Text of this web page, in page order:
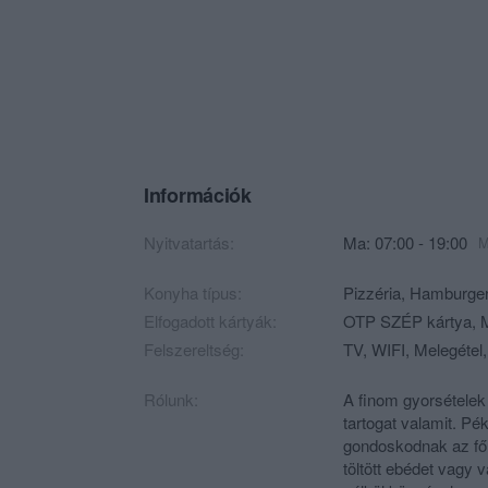
Információk
Nyitvatartás: Ma: 07:00 - 19:00
Konyha típus: Pizzéria,
Elfogadott kártyák:
OTP SZÉP kártya,
Felszereltség:
TV, WIFI,
Rólunk:
A finom
tartogat valamit.
gondoskodnak az
töltött ebédet vagy